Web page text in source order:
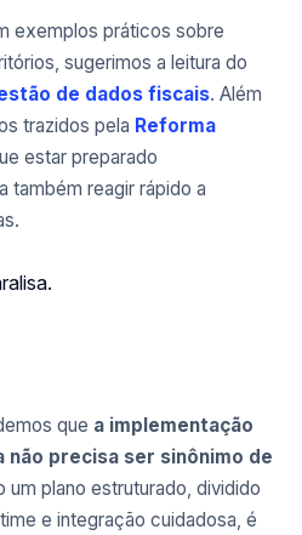
exemplos práticos sobre
sugerimos a leitura do
de dados fiscais. Além
trazidos pela Reforma
estar preparado
também reagir rápido a
que a implementação
precisa ser sinônimo de
um plano estruturado, dividido
e integração cuidadosa, é